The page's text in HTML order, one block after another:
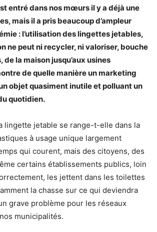
entré dans nos mœurs il y a déjà une
mais il a pris beaucoup d’ampleur
: l’utilisation des lingettes jetables,
ne peut ni recycler, ni valoriser, bouche
la maison jusqu’aux usines
de quelle manière un marketing
objet quasiment inutile et polluant un
quotidien.
lingette jetable se range-t-elle dans la
à usage unique largement
qui courent, mais des citoyens, des
certains établissements publics, loin
les jettent dans les toilettes
la chasse sur ce qui deviendra
grave problème pour les réseaux
municipalités.